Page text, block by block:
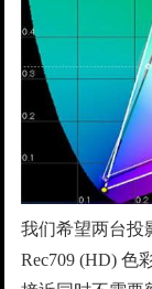
我们希望两台投
Rec709 (HD) 色